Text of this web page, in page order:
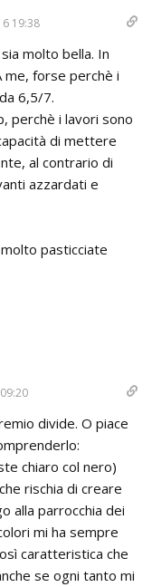
19:38
molto bella. In
me, forse perchè i
6,5/7.
perchè i lavori sono
di mettere
al contrario di
azzardati e
pasticciate
divide. O piace
chiaro col nero)
rischia di creare
alla parrocchia dei
mi ha sempre
caratteristica che
se ogni tanto mi